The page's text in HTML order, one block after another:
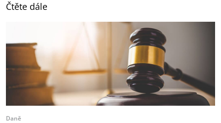
Čtěte dále
Daně